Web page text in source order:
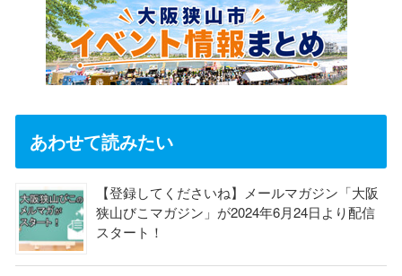
あわせて読みたい
【登録してくださいね】メールマガジン「大阪
狭山びこマガジン」が2024年6月24日より配信
スタート！